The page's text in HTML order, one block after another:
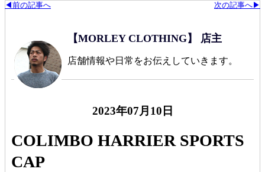
次の記事へ▶
◀前の記事へ
【MORLEY CLOTHING】 店主
店舗情報や日常をお伝えしていきます。
2023年07月10日
COLIMBO HARRIER SPORTS
CAP